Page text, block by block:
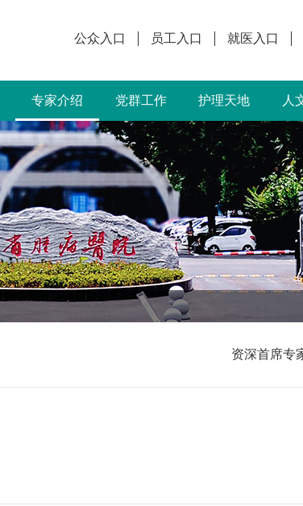
公众入口 员工入口 就医入口
专家介绍 党群工作 护理天地 人
资深首席专